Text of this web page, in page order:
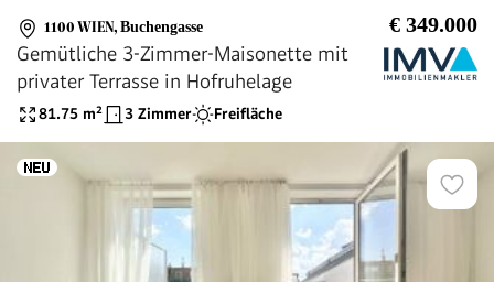
1100 WIEN, Buchengasse € 349.000
Gemütliche 3-Zimmer-Maisonette mit
privater Terrasse in Hofruhelage
81.75 m² 3 Zimmer Freifläche